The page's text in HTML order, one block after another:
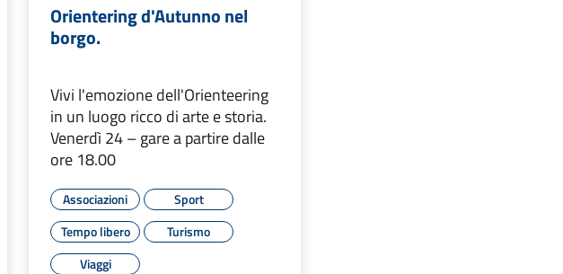
Orientering d'Autunno nel
borgo.
Vivi l'emozione dell'Orienteering
in un luogo ricco di arte e storia.
Venerdì 24 – gare a partire dalle
ore 18.00
Associazioni
Sport
Tempo libero
Turismo
Viaggi